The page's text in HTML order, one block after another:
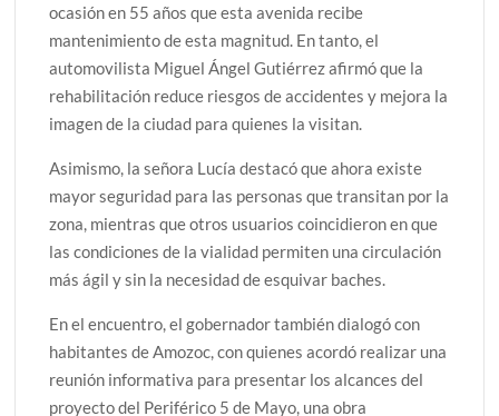
ocasión en 55 años que esta avenida recibe
mantenimiento de esta magnitud. En tanto, el
automovilista Miguel Ángel Gutiérrez afirmó que la
rehabilitación reduce riesgos de accidentes y mejora la
imagen de la ciudad para quienes la visitan.
Asimismo, la señora Lucía destacó que ahora existe
mayor seguridad para las personas que transitan por la
zona, mientras que otros usuarios coincidieron en que
las condiciones de la vialidad permiten una circulación
más ágil y sin la necesidad de esquivar baches.
En el encuentro, el gobernador también dialogó con
habitantes de Amozoc, con quienes acordó realizar una
reunión informativa para presentar los alcances del
proyecto del Periférico 5 de Mayo, una obra